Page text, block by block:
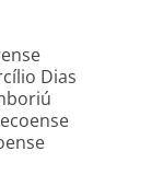
Dias